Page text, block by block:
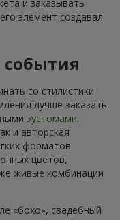
и заказывать
элемент создавал
со стилистики
лучше заказать
эустомами.
и авторская
форматов
цветов,
живые комбинации
«бохо», свадебный